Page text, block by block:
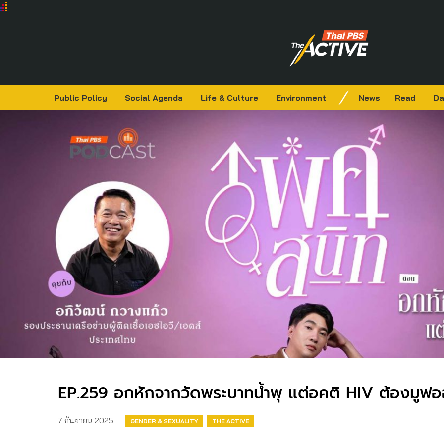
Public Policy Social Agenda Life & Culture Environment News Read
EP.259 อกหักจากวัดพระบาทน้ำพุ แต่อคติ HIV ต้องมูฟ
7 กันยายน 2025 GENDER & SEXUALITY THE ACTIVE